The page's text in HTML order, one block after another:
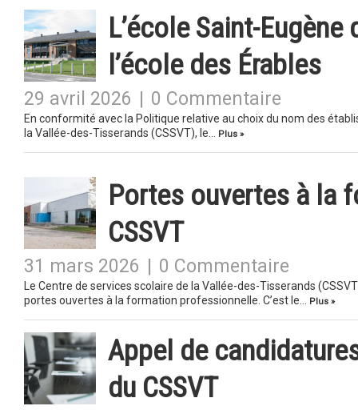
L’école Saint-
l’école des Érables
29 avril 2026 0 Commentaire
En conformité avec la Politique relative au choix du nom des
la Vallée-des-Tisserands (CSSVT), le…
Plus »
Portes ouvertes à la
CSSVT
31 mars 2026 0 Commentaire
Le Centre de services scolaire de la Vallée-des-Tisserands
portes ouvertes à la formation professionnelle. C’est le…
Plus »
Appel de
du CSSVT